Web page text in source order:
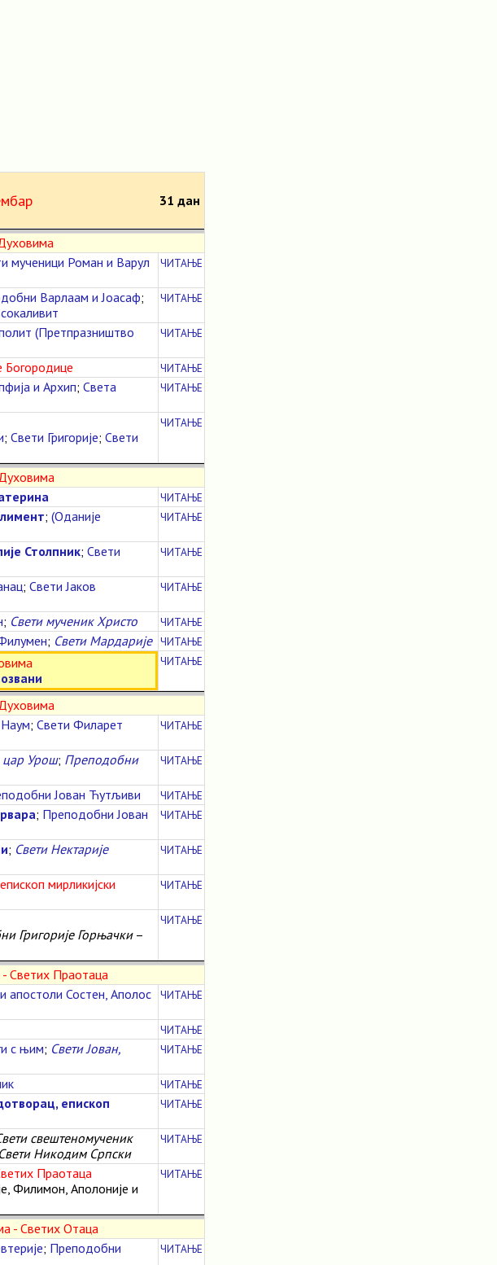
31 дан
мученици Роман и Варул
ЧИТАЊЕ
Варлаам и Јоасаф;
ЧИТАЊЕ
(Претпразништво
ЧИТАЊЕ
ЧИТАЊЕ
и Архип; Света
ЧИТАЊЕ
; Свети Григорије; Свети
ЧИТАЊЕ
ЧИТАЊЕ
; (Оданије
ЧИТАЊЕ
Столпник; Свети
ЧИТАЊЕ
; Свети Јаков
ЧИТАЊЕ
; Свети мученик Христо ЧИТАЊЕ
; Свети Мардарије ЧИТАЊЕ
ЧИТАЊЕ
; Свети Филарет
ЧИТАЊЕ
цар Урош; Преподобни
ЧИТАЊЕ
Јован Ћутљиви ЧИТАЊЕ
; Преподобни Јован
ЧИТАЊЕ
; Свети Нектарије
ЧИТАЊЕ
мирликијски
ЧИТАЊЕ
Григорије Горњачки–
ЧИТАЊЕ
Светих Праотаца
апостоли Состен, Аполос
ЧИТАЊЕ
ЧИТАЊЕ
с њим; Свети Јован,
ЧИТАЊЕ
ЧИТАЊЕ
епископ
ЧИТАЊЕ
свештеномученик
Свети Никодим Српски
ЧИТАЊЕ
Праотаца
Филимон, Аполоније и
ЧИТАЊЕ
- Светих Отаца
; Преподобни
ЧИТАЊЕ